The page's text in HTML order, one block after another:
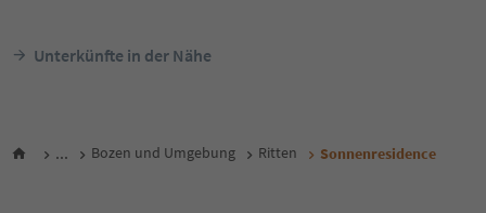
Unterkünfte in der Nähe
... Bozen und Umgebung Ritten Sonnenresidence